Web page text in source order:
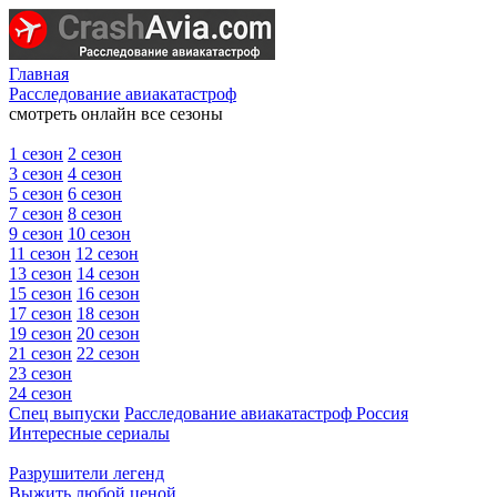
Главная
Расследование авиакатастроф
смотреть онлайн все сезоны
1 сезон 2 сезон
3 сезон 4 сезон
5 сезон 6 сезон
7 сезон 8 сезон
9 сезон 10 сезон
11 сезон 12 сезон
13 сезон 14 сезон
15 сезон 16 сезон
17 сезон 18 сезон
19 сезон 20 сезон
21 сезон 22 сезон
23 сезон
24 сезон
Спец выпуски Расследование авиакатастроф Россия
Интересные сериалы
Разрушители легенд
Выжить любой ценой